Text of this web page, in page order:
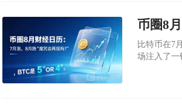
比特币在7
场注入了一